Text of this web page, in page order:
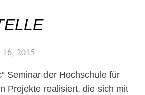
2015
Seminar der Hochschule für
Projekte realisiert, die sich mit